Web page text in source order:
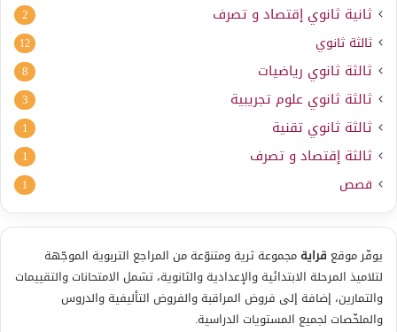
ثانية ثانوي إقتصاد و تصرف 2
ثالثة ثانوي 12
ثالثة ثانوي رياضيات 8
ثالثة ثانوي علوم تجريبية 3
ثالثة ثانوي تقنية 1
ثالثة إقتصاد و تصرف 1
قصص 1
يوفّر موقع قرايةمجموعة ثرية ومتنوّعة من المراجع التربوية الموجّهة
لتلاميذ المرحلة الابتدائية والإعدادية والثانوية، تشمل الامتحانات والتقييمات
والتمارين، إضافة إلى فروض المراقبة والفروض التأليفية والدروس
والملخّصات لجميع المستويات الدراسية.